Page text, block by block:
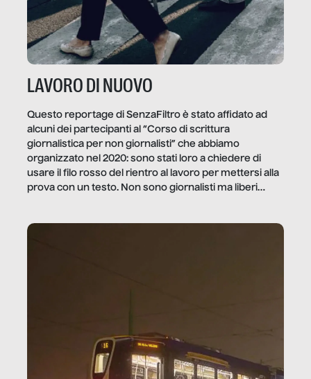
LAVORO DI NUOVO
Questo reportage di SenzaFiltro è stato affidato ad
alcuni dei partecipanti al “Corso di scrittura
giornalistica per non giornalisti” che abbiamo
organizzato nel 2020: sono stati loro a chiedere di
usare il filo rosso del rientro al lavoro per mettersi alla
prova con un testo. Non sono giornalisti ma liberi